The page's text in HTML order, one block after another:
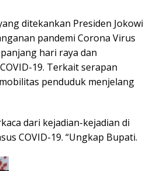
ditekankan Presiden Jokowi
pandemi Corona Virus
hari raya dan
19. Terkait serapan
penduduk menjelang
dari kejadian-kejadian di
COVID-19. “Ungkap Bupati.